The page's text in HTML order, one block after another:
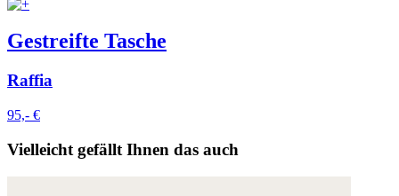
Gestreifte Tasche
Raffia
95,- €
Vielleicht gefällt Ihnen das auch